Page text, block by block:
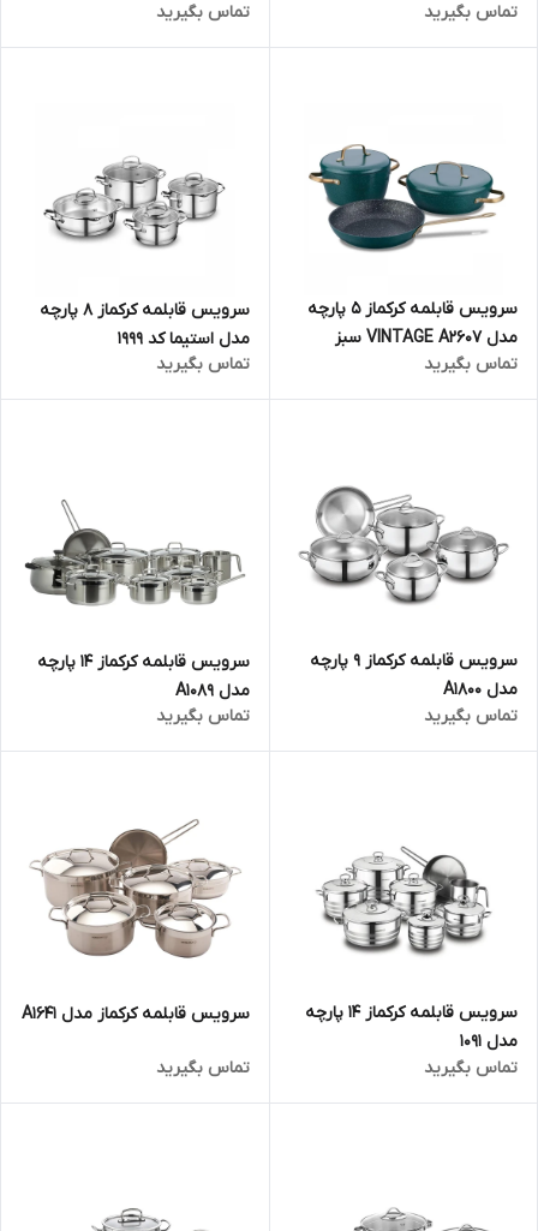
تماس بگیرید
تماس بگیرید
سرویس قابلمه کرکماز 5 پارچه
مدل VINTAGE A2607 سبز
تماس بگیرید
سرویس قابلمه کرکماز 8 پارچه
مدل استیما کد 1999
تماس بگیرید
سرویس قابلمه کرکماز 9 پارچه
مدل A1800
تماس بگیرید
سرویس قابلمه کرکماز 14 پارچه
مدل A1089
تماس بگیرید
سرویس قابلمه کرکماز 14 پارچه
مدل 1091
تماس بگیرید
سرویس قابلمه کرکماز مدل A1641
تماس بگیرید